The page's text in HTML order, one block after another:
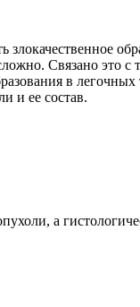
Связано это
в легочных
и ее состав.
а